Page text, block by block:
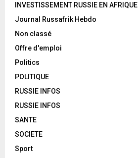
INVESTISSEMENT RUSSIE EN AFRIQUE
Journal Russafrik Hebdo
Non classé
Offre d'emploi
Politics
POLITIQUE
RUSSIE INFOS
RUSSIE INFOS
SANTE
SOCIETE
Sport